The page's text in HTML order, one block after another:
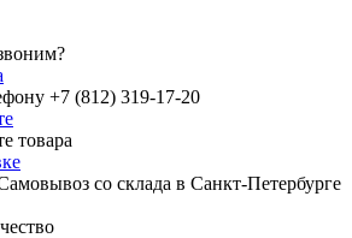
+7 (812) 319-17-20
товара
со склада в Санкт-Петербурге